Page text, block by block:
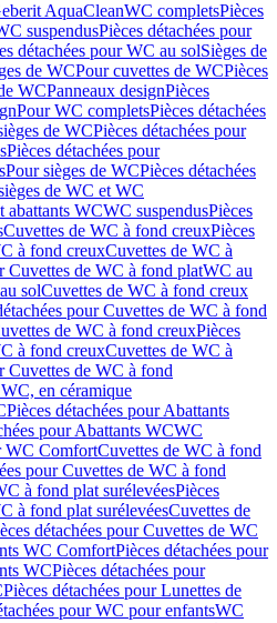
AquaCleanWC completsPièces
suspendusPièces détachées pour
détachées pour WC au solSièges de
de WCPour cuvettes de WCPièces
WCPanneaux designPièces
Pour WC completsPièces détachées
de WCPièces détachées pour
Pièces détachées pour
Pour sièges de WCPièces détachées
de WC et WC
abattants WCWC suspendusPièces
Cuvettes de WC à fond creuxPièces
à fond creuxCuvettes de WC à
Cuvettes de WC à fond platWC au
solCuvettes de WC à fond creux
pour Cuvettes de WC à fond
de WC à fond creuxPièces
à fond creuxCuvettes de WC à
Cuvettes de WC à fond
en céramique
Pièces détachées pour Abattants
pour Abattants WCWC
WC ComfortCuvettes de WC à fond
pour Cuvettes de WC à fond
à fond plat surélevéesPièces
à fond plat surélevéesCuvettes de
détachées pour Cuvettes de WC
WC ComfortPièces détachées pour
WCPièces détachées pour
Pièces détachées pour Lunettes de
pour WC pour enfantsWC